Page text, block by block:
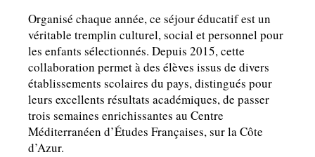
Organisé chaque année, ce séjour éducatif est un
véritable tremplin culturel, social et personnel pour
les enfants sélectionnés. Depuis 2015, cette
collaboration permet à des élèves issus de divers
établissements scolaires du pays, distingués pour
leurs excellents résultats académiques, de passer
trois semaines enrichissantes au Centre
Méditerranéen d’Études Françaises, sur la Côte
d’Azur.